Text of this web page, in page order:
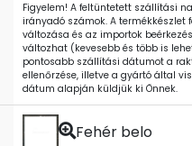
Figyelem! A feltüntetett szállítási
irányadó számok. A termékkészlet
változása és az importok
változhat (kevesebb és több is
pontosabb szállítási dátumot a
ellenőrzése, illetve a gyártó által
dátum alapján küldjük ki Önnek.
Fehér belo